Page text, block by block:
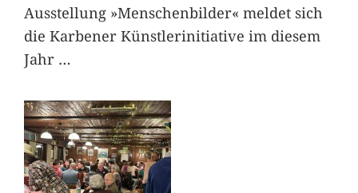
Ausstellung »Menschenbilder« meldet sich
die Karbener Künstlerinitiative im diesem
Jahr …